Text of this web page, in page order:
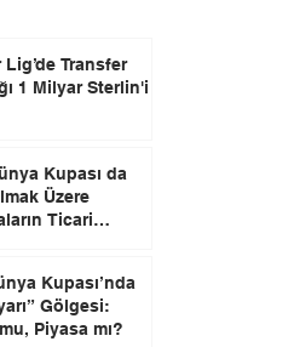
Lig’de Transfer
1 Milyar Sterlin'i
Kupası da
Üzere
Ticari
Kupası’nda
Gölgesi:
Piyasa mı?